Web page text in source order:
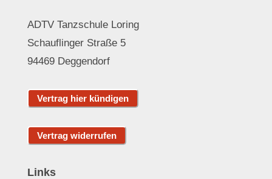
ADTV Tanzschule Loring
Schauflinger Straße 5
94469 Deggendorf
Links